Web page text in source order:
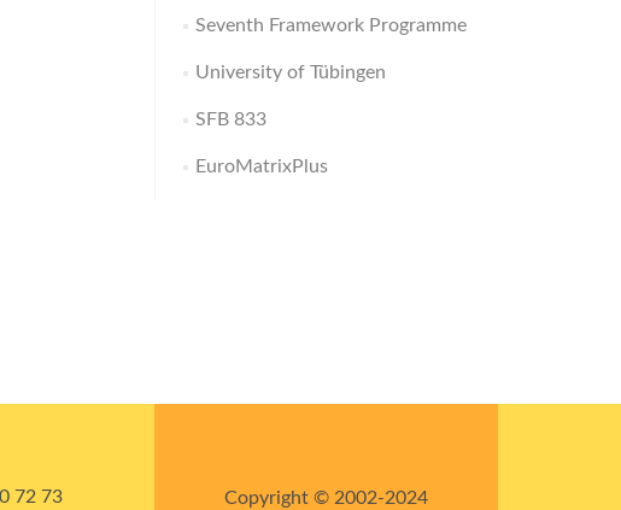
Seventh Framework Programme
University of Tübingen
SFB 833
EuroMatrixPlus
72 73 Copyright © 2002-2024